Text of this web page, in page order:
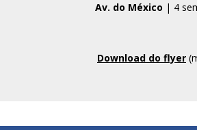
Av. do México | 4
Download do flyer